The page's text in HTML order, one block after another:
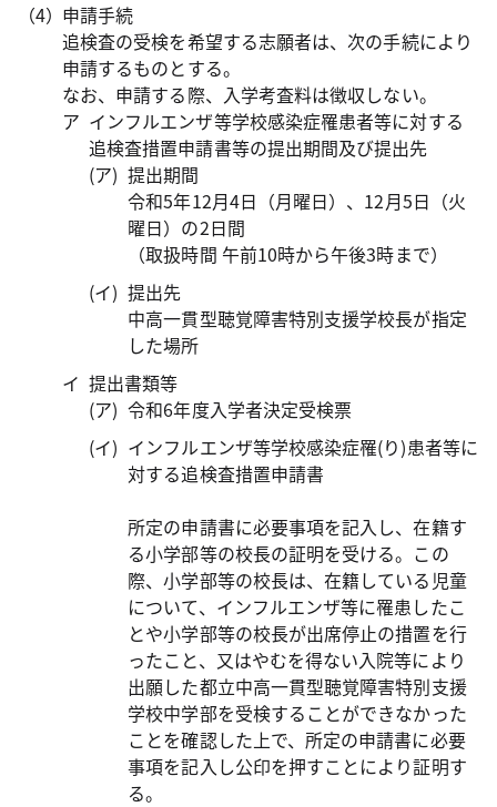
申請手続
追検査の受検を希望する志願者は、次の手続により
申請するものとする。
なお、申請する際、入学考査料は徴収しない。
インフルエンザ等学校感染症罹患者等に対する
追検査措置申請書等の提出期間及び提出先
提出期間
令和5年12月4日（月曜日）、12月5日（火
曜日）の2日間
（取扱時間 午前10時から午後3時まで）
提出先
中高一貫型聴覚障害特別支援学校長が指定
した場所
提出書類等
令和6年度入学者決定受検票
インフルエンザ等学校感染症罹(り)患者等に
対する追検査措置申請書
所定の申請書に必要事項を記入し、在籍す
る小学部等の校長の証明を受ける。この
際、小学部等の校長は、在籍している児童
について、インフルエンザ等に罹患したこ
とや小学部等の校長が出席停止の措置を行
ったこと、又はやむを得ない入院等により
出願した都立中高一貫型聴覚障害特別支援
学校中学部を受検することができなかった
ことを確認した上で、所定の申請書に必要
事項を記入し公印を押すことにより証明す
る。